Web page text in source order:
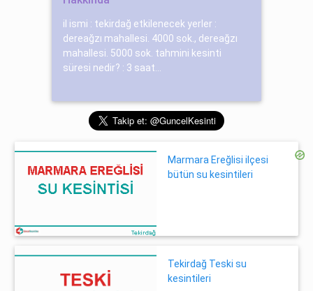
il ismi : tekirdağ etkilenecek yerler :
dereağzı mahallesi. 4000 sok., dereağzı
mahallesi. 5000 sok. tahmini kesinti
süresi nedir? : 3 saat...
Marmara Ereğlisi ilçesi
bütün su kesintileri
Tekirdağ Teski su
kesintileri